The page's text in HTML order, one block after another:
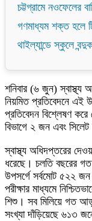
চট্টগ্রামে নওফেলের
গণমাধ্যম শক্ত হলে
থাইল্যান্ডে স্কুলে
শনিবার (৬ জুন) স্বাস্থ্য
নিয়মিত প্রতিবেদনে
প্রতিবেদন বিশ্লেষণ করে
বিভাগে ২ জন এবং
স্বাস্থ্য অধিদপ্তরের
ধরেছে। চলতি বছরের
উপসর্গে সর্বমোট ৫২২
পরীক্ষার মাধ্যমে
শিশু। সব মিলিয়ে গত
সংখ্যা দাঁড়িয়েছে ৬১৩